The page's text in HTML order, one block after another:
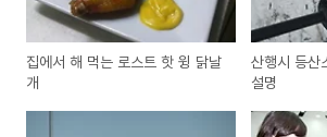
집에서 해 먹는 로스트 핫 윙 닭날
개
산행시 등산
설명